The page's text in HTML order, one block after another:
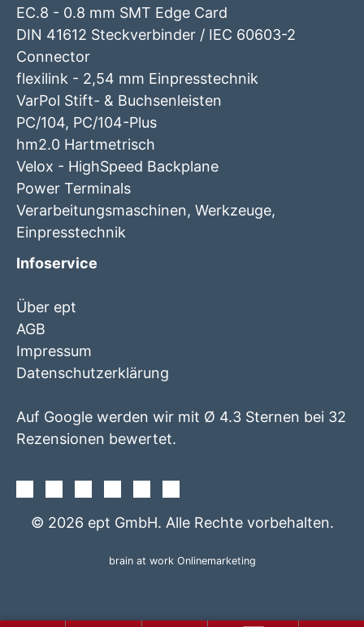
+49
EC.8 - 0.8 mm SMT Edge Card
DIN 41612 Steckverbinder / IEC 60603-2
Connector
flexilink - 2,54 mm Einpresstechnik
VarPol Stift- & Buchsenleisten
PC/104, PC/104-Plus
hm2.0 Hartmetrisch
Velox - HighSpeed Backplane
Power Terminals
Verarbeitungsmaschinen, Werkzeuge,
Einpresstechnik
Infoservice
Über ept
AGB
Impressum
Datenschutzerklärung
Auf Google werden wir mit Ø 4.3 Sternen bei 32
Rezensionen bewertet.
© 2026 ept GmbH. Alle Rechte vorbehalten.
brain at work Onlinemarketing